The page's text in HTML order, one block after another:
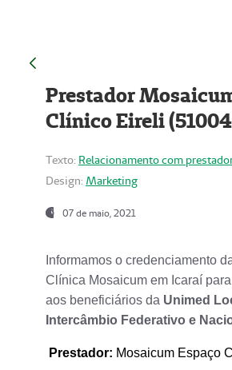
Prestador
Clínico Eireli
Texto: Relacionamento com
Design: Marketing
07 de maio, 2021
Informamos o credenciamento
Clínica Mosaicum em Icaraí
aos beneficiários da Unimed
Intercâmbio Federativo e
Prestador: Mosaicum Espaço